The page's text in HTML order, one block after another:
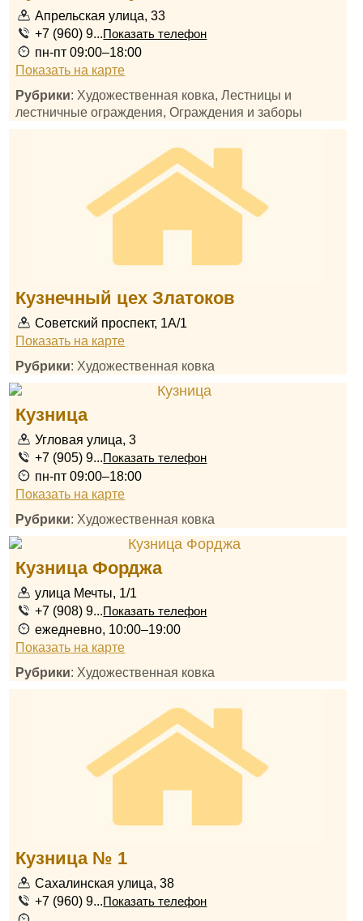
Апрельская улица, 33
+7 (960) 9...Показать телефон
пн-пт 09:00–18:00
Показать на карте
Рубрики: Художественная ковка, Лестницы и
лестничные ограждения, Ограждения и заборы
Кузнечный цех Златоков
Советский проспект, 1А/1
Показать на карте
Рубрики: Художественная ковка
Кузница
Угловая улица, 3
+7 (905) 9...Показать телефон
пн-пт 09:00–18:00
Показать на карте
Рубрики: Художественная ковка
Кузница Форджа
улица Мечты, 1/1
+7 (908) 9...Показать телефон
ежедневно, 10:00–19:00
Показать на карте
Рубрики: Художественная ковка
Кузница № 1
Сахалинская улица, 38
+7 (960) 9...Показать телефон